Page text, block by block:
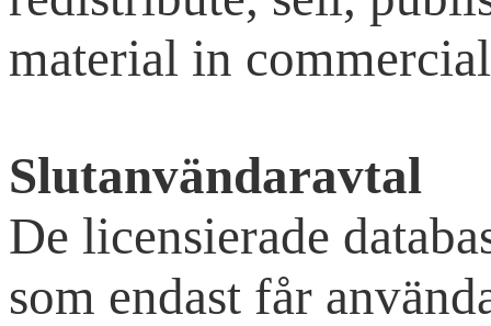
material in
Slutanvändaravtal
De licensierade
som endast får